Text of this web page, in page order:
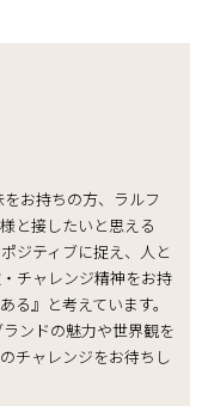
お持ちの方、ラルフ
と接したいと思える
ジティブに捉え、人と
チャレンジ精神をお持
る』と考えています。
ンドの魅力や世界観を
チャレンジをお待ちし